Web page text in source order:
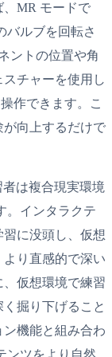
、MR モードで
バルブを回転さ
ントの位置や角
チャーを使用し
作できます。こ
向上するだけで
は複合現実環境
。インタラクテ
に没頭し、仮想
より直感的で深い
仮想環境で練習
掘り下げること
機能と組み合わ
ンツをより自然